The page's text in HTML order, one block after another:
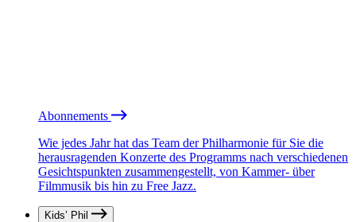
Abonnements
Wie jedes Jahr hat das Team der Philharmonie für Sie die
herausragenden Konzerte des Programms nach verschiedenen
Gesichtspunkten zusammengestellt, von Kammer- über
Filmmusik bis hin zu Free Jazz.
Kids’ Phil